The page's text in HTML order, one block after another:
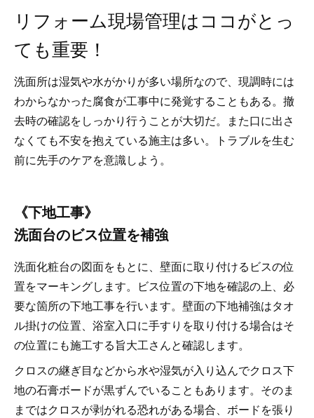
リフォーム現場管理はココがとっ
ても重要！
洗面所は湿気や水がかりが多い場所なので、現調時には
わからなかった腐食が工事中に発覚することもある。撤
去時の確認をしっかり行うことが大切だ。また口に出さ
なくても不安を抱えている施主は多い。トラブルを生む
前に先手のケアを意識しよう。
《下地工事》
洗面台のビス位置を補強
洗面化粧台の図面をもとに、壁面に取り付けるビスの位
置をマーキングします。ビス位置の下地を確認の上、必
要な箇所の下地工事を行います。壁面の下地補強はタオ
ル掛けの位置、浴室入口に手すりを取り付ける場合はそ
の位置にも施工する旨大工さんと確認します。
クロスの継ぎ目などから水や湿気が入り込んでクロス下
地の石膏ボードが黒ずんでいることもあります。そのま
まではクロスが剥がれる恐れがある場合、ボードを張り